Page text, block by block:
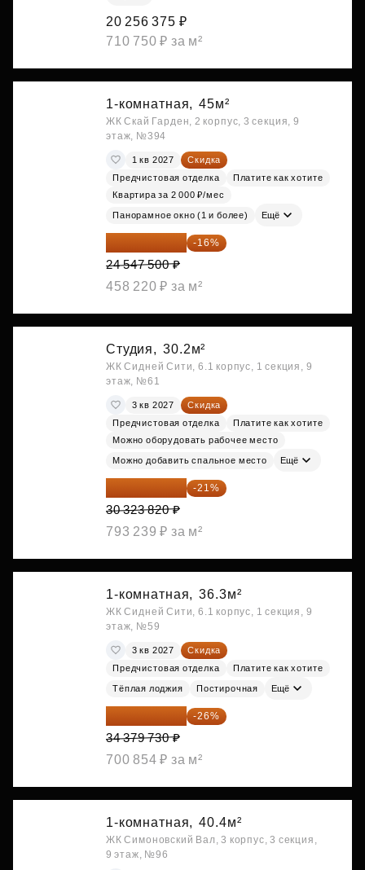
20 256 375 ₽
710 750 ₽ за м²
1-комнатная, 45м²
ЖК Скай Гарден, 2 корпус, 3 секция, 9
этаж, №394
1 кв 2027
Скидка
Предчистовая отделка
Платите как хотите
Квартира за 2 000 ₽/мес
Панорамное окно (1 и более) Ещё
20 619 900 ₽ -16%
24 547 500 ₽
458 220 ₽ за м²
Студия, 30.2м²
ЖК Сидней Сити, 6.1 корпус, 1 секция, 9
этаж, №61
3 кв 2027
Скидка
Предчистовая отделка
Платите как хотите
Можно оборудовать рабочее место
Можно добавить спальное место Ещё
23 955 818 ₽ -21%
30 323 820 ₽
793 239 ₽ за м²
1-комнатная, 36.3м²
ЖК Сидней Сити, 6.1 корпус, 1 секция, 9
этаж, №59
3 кв 2027
Скидка
Предчистовая отделка
Платите как хотите
Тёплая лоджия Постирочная Ещё
25 441 000 ₽ -26%
34 379 730 ₽
700 854 ₽ за м²
1-комнатная, 40.4м²
ЖК Симоновский Вал, 3 корпус, 3 секция,
9 этаж, №96